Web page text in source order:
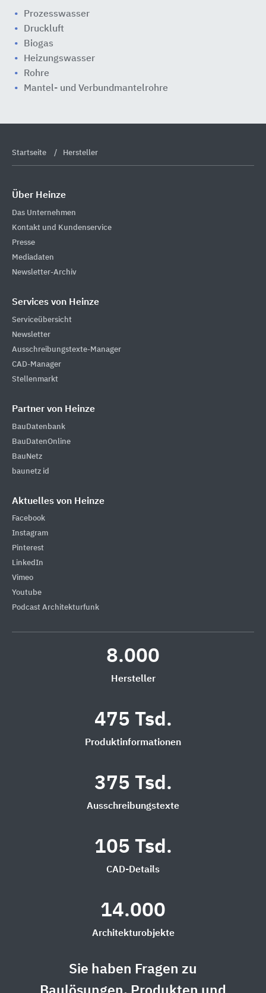
Prozesswasser
Druckluft
Biogas
Heizungswasser
Rohre
Mantel- und Verbundmantelrohre
Startseite Hersteller
Über Heinze
Das Unternehmen
Kontakt und Kundenservice
Presse
Mediadaten
Newsletter-Archiv
Services von Heinze
Serviceübersicht
Newsletter
Ausschreibungstexte-Manager
CAD-Manager
Stellenmarkt
Partner von Heinze
BauDatenbank
BauDatenOnline
BauNetz
baunetz id
Aktuelles von Heinze
Facebook
Instagram
Pinterest
LinkedIn
Vimeo
Youtube
Podcast Architekturfunk
8.000
Hersteller
475 Tsd.
Produktinformationen
375 Tsd.
Ausschreibungstexte
105 Tsd.
CAD-Details
14.000
Architekturobjekte
Sie haben Fragen zu